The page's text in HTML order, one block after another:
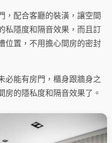
，配合客廳的裝潢，讓空間
私隱度和隔音效果，而且訂
位置，不用擔心間房的密封
必能有房門，櫃身跟牆身之
房的隱私度和隔音效果了。